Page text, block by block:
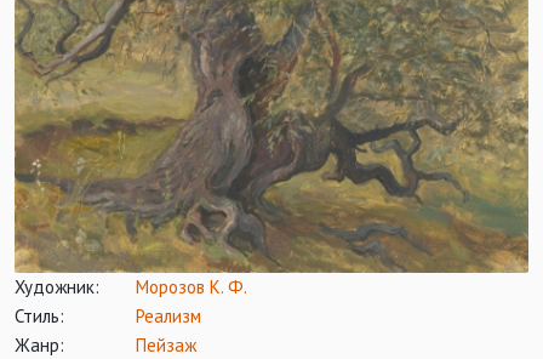
Художник:
Морозов К. Ф.
Стиль:
Реализм
Жанр:
Пейзаж